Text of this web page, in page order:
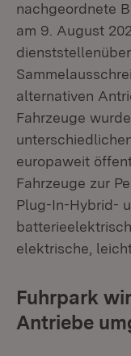
nachgeordnete
am 9. August
alternativen
Fahrzeuge
europaweit
Fahrzeuge zur
Plug-In-Hybrid-
elektrische,
Fuhrpark
Antriebe